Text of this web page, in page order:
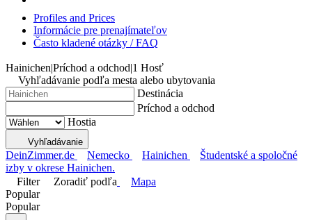
Profiles and Prices
Informácie pre prenajímateľov
Často kladené otázky / FAQ
Hainichen|Príchod a odchod|1 Hosť
Vyhľadávanie podľa mesta alebo ubytovania
Destinácia
Príchod a odchod
Hostia
Vyhľadávanie
DeinZimmer.de Nemecko Hainichen
Študentské a spoločné
izby v okrese Hainichen.
Filter
Zoradiť podľa
Mapa
Popular
Popular